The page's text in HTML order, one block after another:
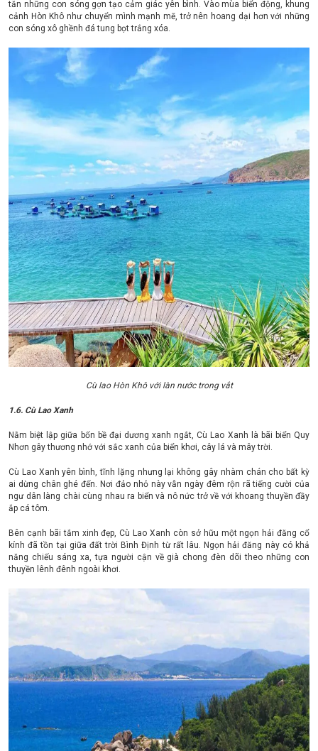
tăn những con sóng gợn tạo cảm giác yên bình. Vào mùa biển động, khung
cảnh Hòn Khô như chuyển mình mạnh mẽ, trở nên hoang dại hơn với những
con sóng xô ghềnh đá tung bọt trắng xóa.
Cù lao Hòn Khô với làn nước trong vắt
1.6. Cù Lao Xanh
Nằm biệt lập giữa bốn bề đại dương xanh ngắt, Cù Lao Xanh là bãi biển Quy
Nhơn gây thương nhớ với sắc xanh của biển khơi, cây lá và mây trời.
Cù Lao Xanh yên bình, tĩnh lặng nhưng lại không gây nhàm chán cho bất kỳ
ai dừng chân ghé đến. Nơi đảo nhỏ này vẫn ngày đêm rộn rã tiếng cười của
ngư dân làng chài cùng nhau ra biển và nô nức trở về với khoang thuyền đầy
ắp cá tôm.
Bên cạnh bãi tắm xinh đẹp, Cù Lao Xanh còn sở hữu một ngọn hải đăng cổ
kính đã tồn tại giữa đất trời Bình Định từ rất lâu. Ngọn hải đăng này có khả
năng chiếu sáng xa, tựa người cận về già chong đèn dõi theo những con
thuyền lênh đênh ngoài khơi.